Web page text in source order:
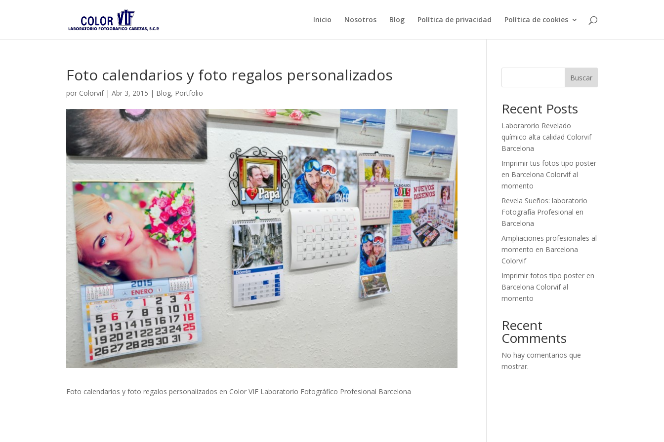
Inicio Nosotros Blog Política de privacidad Política de cookies
Foto calendarios y foto regalos personalizados
por Colorvif|Abr 3, 2015 | Blog, Portfolio
Foto calendarios y foto regalos personalizados en Color VIF Laboratorio Fotográfico Profesional Barcelona
Buscar
Recent Posts
Laborarorio Revelado
químico alta calidad Colorvif
Barcelona
Imprimir tus fotos tipo poster
en Barcelona Colorvif al
momento
Revela Sueños: laboratorio
Fotografía Profesional en
Barcelona
Ampliaciones profesionales al
momento en Barcelona
Colorvif
Imprimir fotos tipo poster en
Barcelona Colorvif al
momento
Recent
Comments
No hay comentarios que
mostrar.